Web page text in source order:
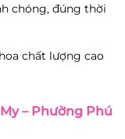
chóng, đúng thời
chất lượng cao
– Phường Phú